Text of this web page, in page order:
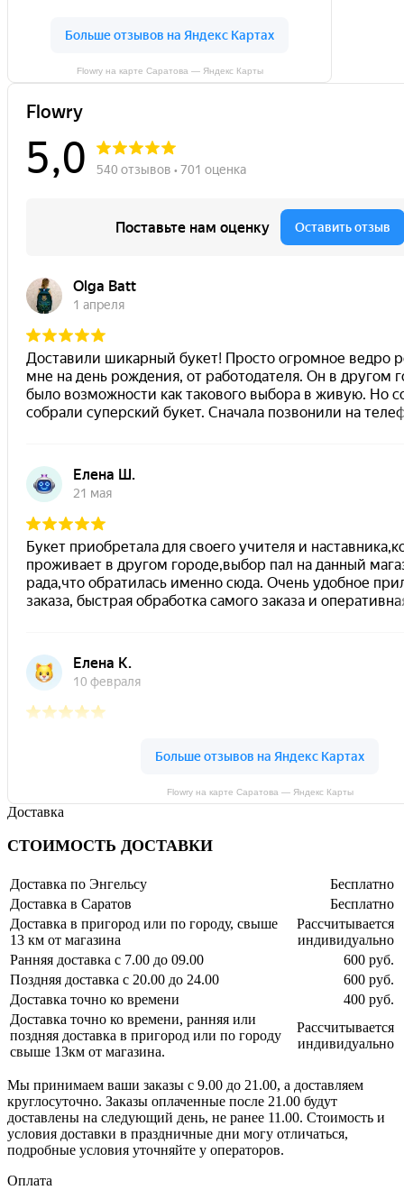
Flowry на карте Саратова — Яндекс Карты
Flowry на карте Саратова — Яндекс Карты
Доставка
СТОИМОСТЬ ДОСТАВКИ
Доставка по Энгельсу
Бесплатно
Доставка в Саратов
Бесплатно
Доставка в пригород или по городу, свыше
13 км от магазина
Рассчитывается
индивидуально
Ранняя доставка с 7.00 до 09.00
600 руб.
Поздняя доставка с 20.00 до 24.00
600 руб.
Доставка точно ко времени
400 руб.
Доставка точно ко времени, ранняя или
поздняя доставка в пригород или по городу
свыше 13км от магазина.
Рассчитывается
индивидуально
Мы принимаем ваши заказы с 9.00 до 21.00, а доставляем
круглосуточно. Заказы оплаченные после 21.00 будут
доставлены на следующий день, не ранее 11.00. Стоимость и
условия доставки в праздничные дни могу отличаться,
подробные условия уточняйте у операторов.
Оплата